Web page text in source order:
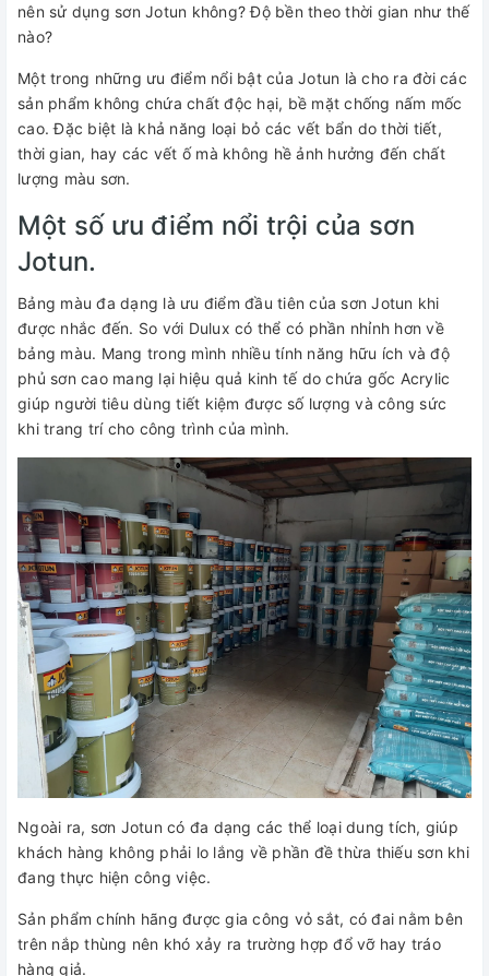
nên sử dụng sơn Jotun không? Độ bền theo thời gian như thế
nào?
Một trong những ưu điểm nổi bật của Jotun là cho ra đời các
sản phẩm không chứa chất độc hại, bề mặt chống nấm mốc
cao. Đặc biệt là khả năng loại bỏ các vết bẩn do thời tiết,
thời gian, hay các vết ố mà không hề ảnh hưởng đến chất
lượng màu sơn.
Một số ưu điểm nổi trội của sơn
Jotun.
Bảng màu đa dạng là ưu điểm đầu tiên của sơn Jotun khi
được nhắc đến. So với Dulux có thể có phần nhỉnh hơn về
bảng màu. Mang trong mình nhiều tính năng hữu ích và độ
phủ sơn cao mang lại hiệu quả kinh tế do chứa gốc Acrylic
giúp người tiêu dùng tiết kiệm được số lượng và công sức
khi trang trí cho công trình của mình.
Ngoài ra, sơn Jotun có đa dạng các thể loại dung tích, giúp
khách hàng không phải lo lắng về phần đề thừa thiếu sơn khi
đang thực hiện công việc.
Sản phẩm chính hãng được gia công vỏ sắt, có đai nằm bên
trên nắp thùng nên khó xảy ra trường hợp đổ vỡ hay tráo
hàng giả.